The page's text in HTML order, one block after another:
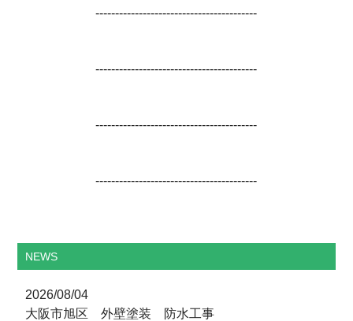
-----------------------------------------
-----------------------------------------
-----------------------------------------
-----------------------------------------
NEWS
2026/08/04
大阪市旭区 外壁塗装 防水工事